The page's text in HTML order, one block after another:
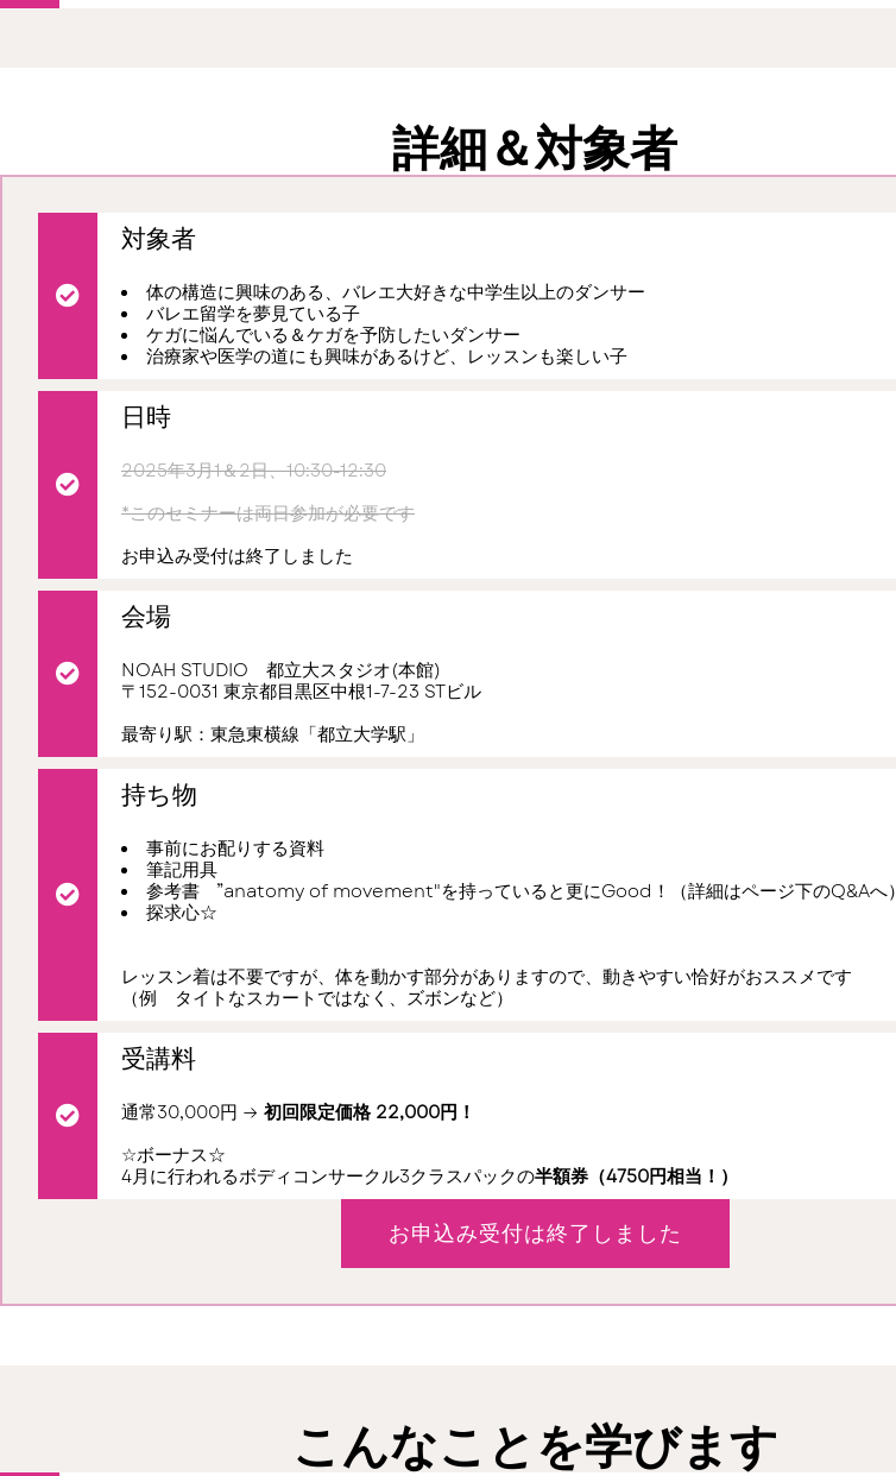
詳細＆対象者
対象者
体の構造に興味のある、バレエ大好きな中学生以上のダンサー
バレエ留学を夢見ている子
ケガに悩んでいる＆ケガを予防したいダンサー
治療家や医学の道にも興味があるけど、レッスンも楽しい子
日時
2025年3月1＆2日、10:30-12:30
*このセミナーは両日参加が必要です
お申込み受付は終了しました
会場
NOAH STUDIO 都立大スタジオ(本館)
〒152-0031 東京都目黒区中根1-7-23 STビル
最寄り駅：東急東横線「都立大学駅」
持ち物
事前にお配りする資料
筆記用具
参考書 ”anatomy of movement"を持っていると更にGood！（詳細はページ下のQ&Aへ）
探求心☆
レッスン着は不要ですが、体を動かす部分がありますので、動きやすい恰好がおススメです
（例 タイトなスカートではなく、ズボンなど）
受講料
通常30,000円 → 初回限定価格 22,000円！
☆ボーナス☆
4月に行われるボディコンサークル3クラスパックの半額券（4750円相当！）
お申込み受付は終了しました
こんなことを学びます